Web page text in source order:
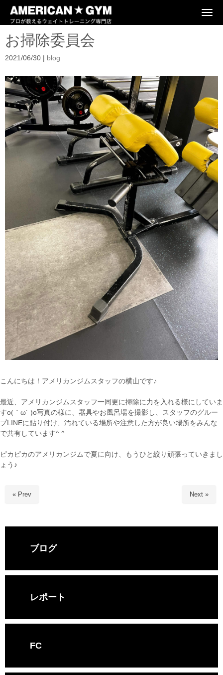
N
o
お掃除委員会
2021/06/30 | blog
こんにちは！アメリカンジムスタッフの横山です♪
最近、アメリカンジムスタッフ一同更に掃除に力を入れる様にしていま
すo(｀ω´ )o写真の様に、器具やお風呂場を撮影し、スタッフのグルー
プLINEに貼り付け、汚れている場所や注意した方が良い場所をみんな
で共有しています^ ^
ピカピカのアメリカンジムで夏に向け、もうひと絞り頑張っていきまし
ょう♪
« Prev Next »
ブログ
レポート
FC